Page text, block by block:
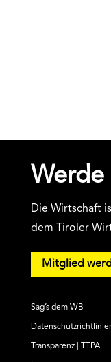
Werde
Die Wirtschaft
dem Tiroler
Mitglied
Sag’s dem WB
Transparenz | TTPA